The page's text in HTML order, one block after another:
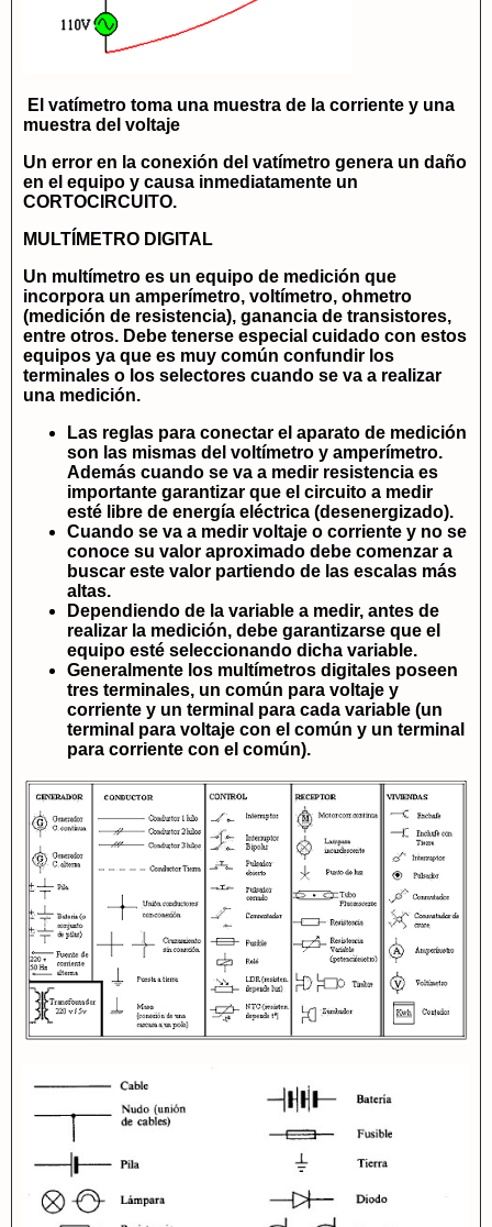
El vatímetro toma una muestra de la corriente y una
muestra del voltaje
Un error en la conexión del vatímetro genera un daño
en el equipo y causa inmediatamente un
CORTOCIRCUITO.
MULTÍMETRO DIGITAL
Un multímetro es un equipo de medición que
incorpora un amperímetro, voltímetro, ohmetro
(medición de resistencia), ganancia de transistores,
entre otros. Debe tenerse especial cuidado con estos
equipos ya que es muy común confundir los
terminales o los selectores cuando se va a realizar
una medición.
Las reglas para conectar el aparato de medición
son las mismas del voltímetro y amperímetro.
Además cuando se va a medir resistencia es
importante garantizar que el circuito a medir
esté libre de energía eléctrica (desenergizado).
Cuando se va a medir voltaje o corriente y no se
conoce su valor aproximado debe comenzar a
buscar este valor partiendo de las escalas más
altas.
Dependiendo de la variable a medir, antes de
realizar la medición, debe garantizarse que el
equipo esté seleccionando dicha variable.
Generalmente los multímetros digitales poseen
tres terminales, un común para voltaje y
corriente y un terminal para cada variable (un
terminal para voltaje con el común y un terminal
para corriente con el común).